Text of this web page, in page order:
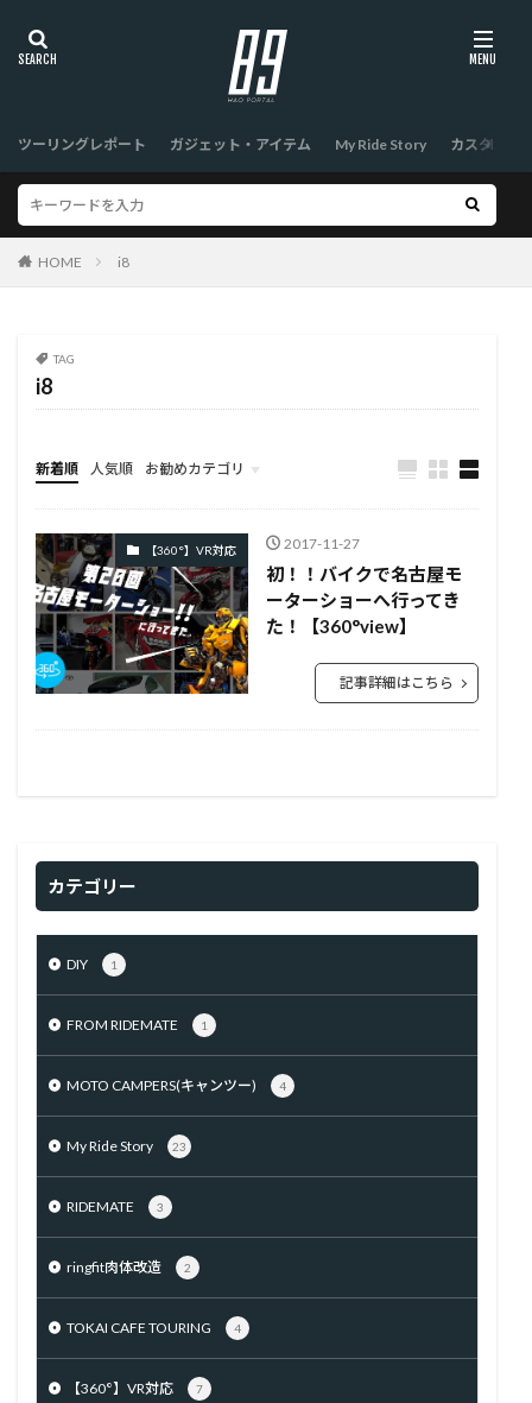
ツーリングレポート ガジェット・アイテム My Ride Story カスタム
HOME i8
TAG
i8
新着順 人気順 お勧めカテゴリ
TOP
【360°】VR対応 2017-11-27
初！！バイクで名古屋モ
ーターショーへ行ってき
た！【360°view】
記事詳細はこちら
カテゴリー
DIY 1
FROM RIDEMATE 1
MOTO CAMPERS(キャンツー) 4
My Ride Story 23
RIDEMATE 3
ringfit肉体改造 2
TOKAI CAFE TOURING 4
【360°】VR対応 7